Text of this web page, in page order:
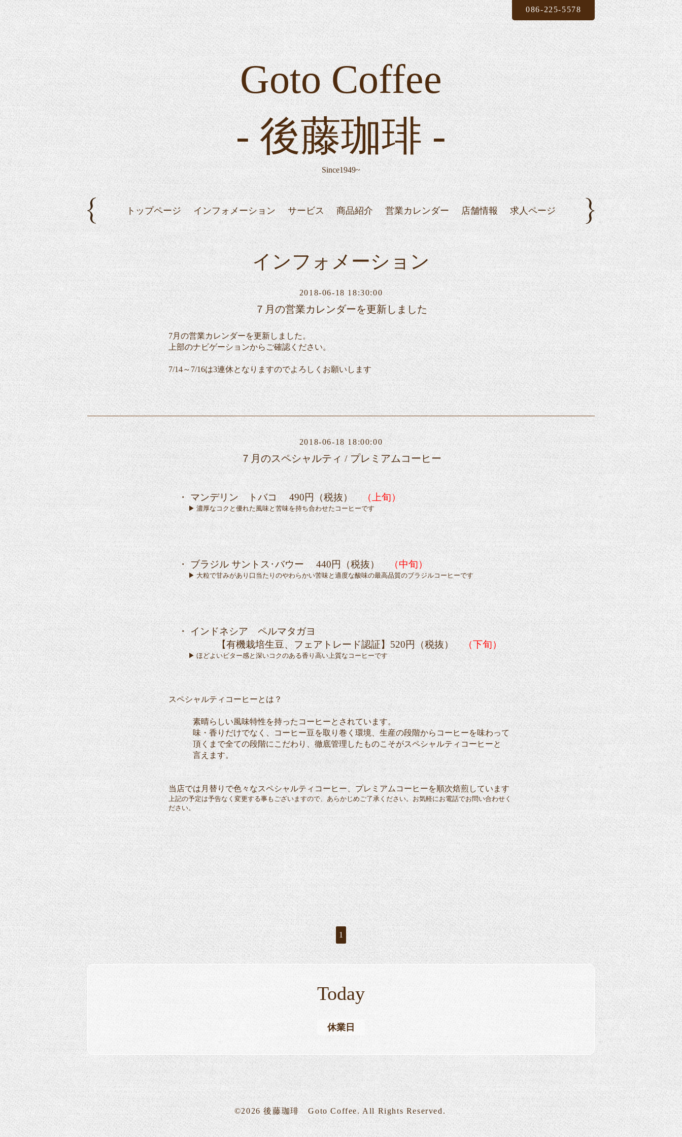
Goto Coffee
- 後藤珈琲 -
Since1949~
086-225-5578
トップページ インフォメーション サービス 商品紹介 営業カレンダー 店舗情報 求人ページ
インフォメーション
2018-06-18 18:30:00
７月の営業カレンダーを更新しました
7月の営業カレンダーを更新しました。
上部のナビゲーションからご確認ください。
7/14～7/16は3連休となりますのでよろしくお願いします
2018-06-18 18:00:00
７月のスペシャルティ / プレミアムコーヒー
・ マンデリン トバコ 490円（税抜） （上旬）
▶ 濃厚なコクと優れた風味と苦味を持ち合わせたコーヒーです
・ ブラジル サントス･バウー 440円（税抜）（中旬）
▶ 大粒で甘みがあり口当たりのやわらかい苦味と適度な酸味の最高品質のブラジルコーヒーです
・ インドネシア ペルマタガヨ
【有機栽培生豆、フェアトレード認証】520円（税抜）（下旬）
▶ ほどよいビター感と深いコクのある香り高い上質なコーヒーです
スペシャルティコーヒーとは？
素晴らしい風味特性を持ったコーヒーとされています。
味・香りだけでなく、コーヒー豆を取り巻く環境、生産の段階からコーヒーを味わって
頂くまで全ての段階にこだわり、徹底管理したものこそがスペシャルティコーヒーと
言えます。
当店では月替りで色々なスペシャルティコーヒー、プレミアムコーヒーを順次焙煎しています
上記の予定は予告なく変更する事もございますので、あらかじめご了承ください。お気軽にお電話でお問い合わせく
ださい。
1
Today
休業日
©2026後藤珈琲 Goto Coffee. All Rights Reserved.